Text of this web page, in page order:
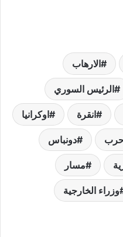
الارهاب
الرئيس السوري
انقرة اوكرانيا
دونباس
مسار
وزراء الخارجية